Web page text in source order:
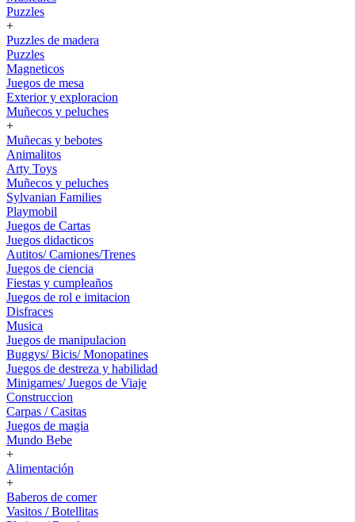
Puzzles
+
Puzzles de madera
Puzzles
Magneticos
Juegos de mesa
Exterior y exploracion
Muñecos y peluches
+
Muñecas y bebotes
Animalitos
Arty Toys
Muñecos y peluches
Sylvanian Families
Playmobil
Juegos de Cartas
Juegos didacticos
Autitos/ Camiones/Trenes
Juegos de ciencia
Fiestas y cumpleaños
Juegos de rol e imitacion
Disfraces
Musica
Juegos de manipulacion
Buggys/ Bicis/ Monopatines
Juegos de destreza y habilidad
Minigames/ Juegos de Viaje
Construccion
Carpas / Casitas
Juegos de magia
Mundo Bebe
+
Alimentación
+
Baberos de comer
Vasitos / Botellitas